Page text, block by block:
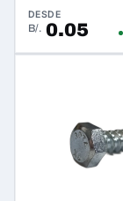
DESDE
B/. 0.05